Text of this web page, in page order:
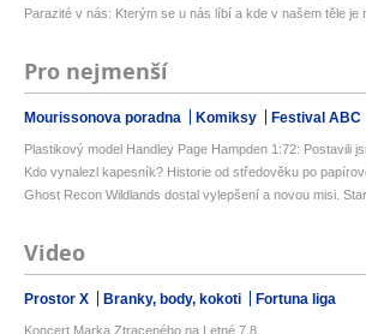
Parazité v nás: Kterým se u nás líbí a kde v našem těle je
Pro nejmenší
Mourissonova poradna Komiksy Festival ABC
Plastikový model Handley Page Hampden 1:72: Postavili
Kdo vynalezl kapesník? Historie od středověku po
Ghost Recon Wildlands dostal vylepšení a novou misi.
Video
Prostor X Branky, body, kokoti Fortuna liga
Koncert Marka Ztraceného na Letné 7.8.